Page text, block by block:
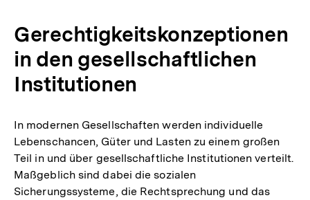
Gerechtigkeitskonzeptionen
in den gesellschaftlichen
Institutionen
In modernen Gesellschaften werden individuelle
Lebenschancen, Güter und Lasten zu einem großen
Teil in und über gesellschaftliche Institutionen verteilt.
Maßgeblich sind dabei die sozialen
Sicherungssysteme, die Rechtsprechung und das